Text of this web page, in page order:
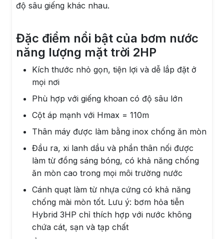
độ sâu giếng khác nhau.
Đặc điểm nổi bật của bơm nước
năng lượng mặt trời 2HP
Kích thước nhỏ gọn, tiện lợi và dễ lắp đặt ở
mọi nơi
Phù hợp với giếng khoan có độ sâu lớn
Cột áp mạnh với Hmax = 110m
Thân máy được làm bằng inox chống ăn mòn
Đầu ra, xi lanh dầu và phần thân nối được
làm từ đồng sáng bóng, có khả năng chống
ăn mòn cao trong mọi môi trường nước
Cánh quạt làm từ nhựa cứng có khả năng
chống mài mòn tốt. Lưu ý: bơm hỏa tiễn
Hybrid 3HP chỉ thích hợp với nước không
chứa cát, sạn và tạp chất